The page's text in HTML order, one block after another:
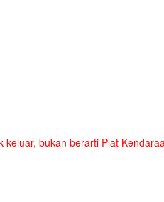
keluar, bukan berarti Plat